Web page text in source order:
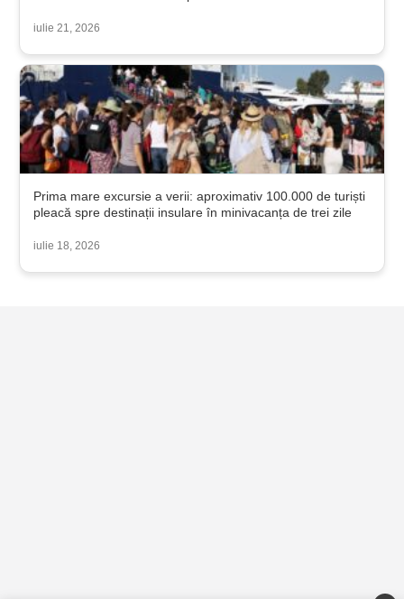
iulie 21, 2026
Prima mare excursie a verii: aproximativ 100.000 de turiști
pleacă spre destinații insulare în minivacanța de trei zile
iulie 18, 2026